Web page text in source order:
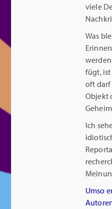
viele
Was
fügt,
oft darf
Objekt
Ich
Umso